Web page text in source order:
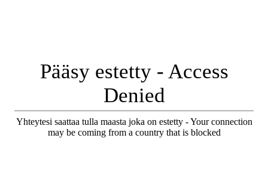
Pääsy estetty - Access
Denied
Yhteytesi saattaa tulla maasta joka on estetty - Your connection
may be coming from a country that is blocked